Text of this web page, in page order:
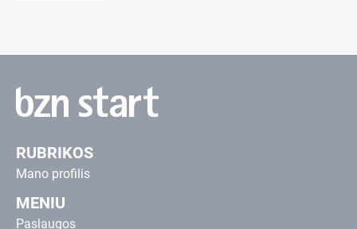
RUBRIKOS
Mano profilis
MENIU
Paslaugos